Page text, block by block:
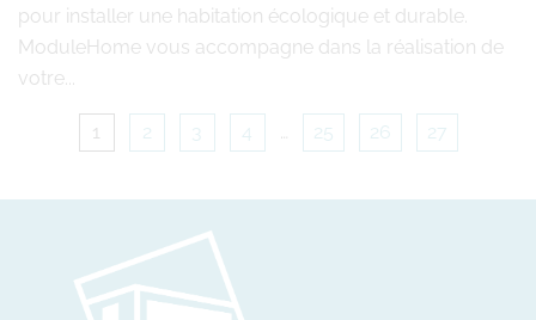
pour installer une habitation écologique et durable.
ModuleHome vous accompagne dans la réalisation de
votre...
1 2 3 4 … 25 26 27